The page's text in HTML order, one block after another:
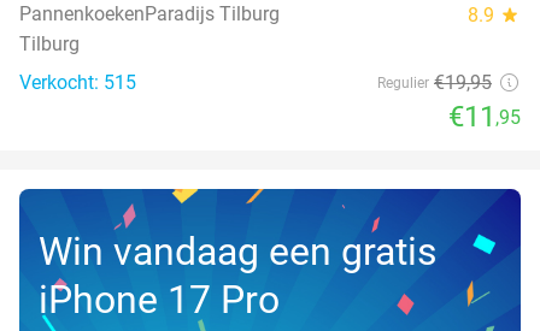
PannenkoekenParadijs Tilburg 8.9 star
Tilburg
Verkocht: 515
Regulier €19,95
€11 ,95
Win vandaag een gratis
iPhone 17 Pro